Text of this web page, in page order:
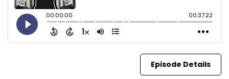
Episode Details